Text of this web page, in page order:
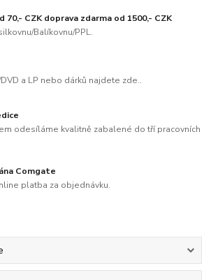
70,- CZK doprava zdarma od 1500,- CZK
Balíkovnu/PPL.
a LP nebo dárků najdete zde..
odesíláme kvalitně zabalené do tří pracovních
Comgate
platba za objednávku.